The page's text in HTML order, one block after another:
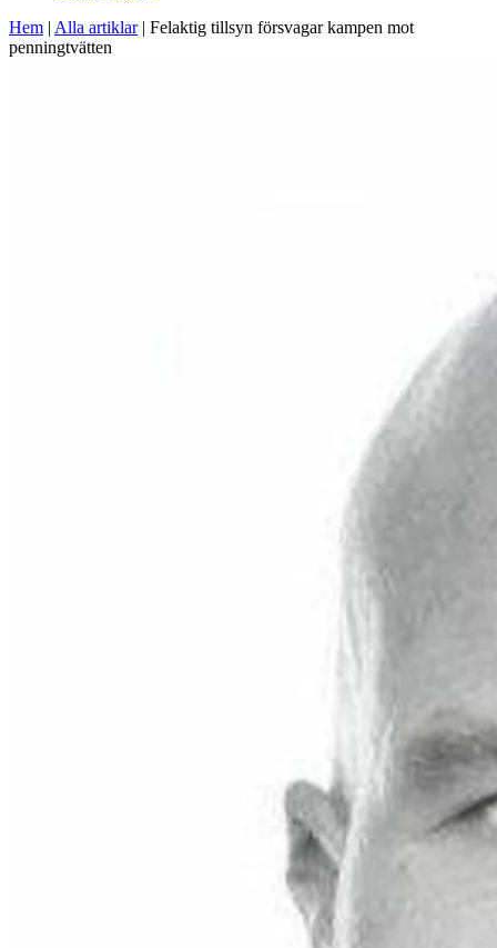
Hem | Alla artiklar| Felaktig tillsyn försvagar kampen mot
penningtvätten